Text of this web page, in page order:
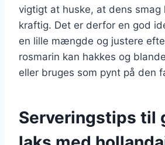
vigtigt at huske, at dens
kraftig. Det er derfor en god
en lille mængde og justere
rosmarin kan hakkes og
eller bruges som pynt på den
Serveringstips til